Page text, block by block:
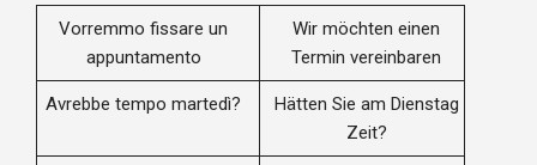
Vorremmo fissare un
appuntamento
Wir möchten einen
Termin vereinbaren
Avrebbe tempo martedì?
Hätten Sie am Dienstag
Zeit?